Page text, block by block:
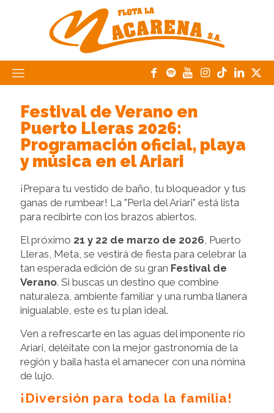
Festival de Verano en
Puerto Lleras 2026:
Programación oficial, playa
y música en el Ariari
¡Prepara tu vestido de baño, tu bloqueador y tus
ganas de rumbear! La "Perla del Ariari" está lista
para recibirte con los brazos abiertos.
El próximo 21 y 22 de marzo de 2026, Puerto
Lleras, Meta, se vestirá de fiesta para celebrar la
tan esperada edición de su gran Festival de
Verano. Si buscas un destino que combine
naturaleza, ambiente familiar y una rumba llanera
inigualable, este es tu plan ideal.
Ven a refrescarte en las aguas del imponente río
Ariari, deléitate con la mejor gastronomía de la
región y baila hasta el amanecer con una nómina
de lujo.
¡Diversión para toda la familia!